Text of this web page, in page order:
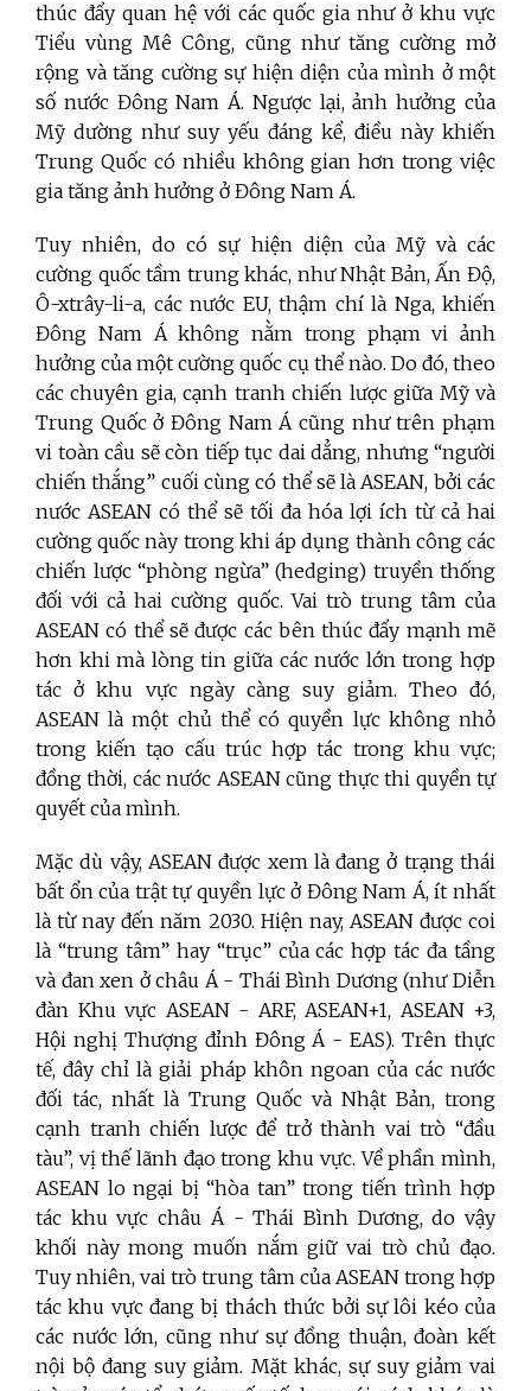
thúc đẩy quan hệ với các quốc gia như ở khu vực
Tiểu vùng Mê Công, cũng như tăng cường mở
rộng và tăng cường sự hiện diện của mình ở một
số nước Đông Nam Á. Ngược lại, ảnh hưởng của
Mỹ dường như suy yếu đáng kể, điều này khiến
Trung Quốc có nhiều không gian hơn trong việc
gia tăng ảnh hưởng ở Đông Nam Á.
Tuy nhiên, do có sự hiện diện của Mỹ và các
cường quốc tầm trung khác, như Nhật Bản, Ấn Độ,
Ô-xtrây-li-a, các nước EU, thậm chí là Nga, khiến
Đông Nam Á không nằm trong phạm vi ảnh
hưởng của một cường quốc cụ thể nào. Do đó, theo
các chuyên gia, cạnh tranh chiến lược giữa Mỹ và
Trung Quốc ở Đông Nam Á cũng như trên phạm
vi toàn cầu sẽ còn tiếp tục dai dẳng, nhưng “người
chiến thắng” cuối cùng có thể sẽ là ASEAN, bởi các
nước ASEAN có thể sẽ tối đa hóa lợi ích từ cả hai
cường quốc này trong khi áp dụng thành công các
chiến lược “phòng ngừa” (hedging) truyền thống
đối với cả hai cường quốc. Vai trò trung tâm của
ASEAN có thể sẽ được các bên thúc đẩy mạnh mẽ
hơn khi mà lòng tin giữa các nước lớn trong hợp
tác ở khu vực ngày càng suy giảm. Theo đó,
ASEAN là một chủ thể có quyền lực không nhỏ
trong kiến tạo cấu trúc hợp tác trong khu vực;
đồng thời, các nước ASEAN cũng thực thi quyền tự
quyết của mình.
Mặc dù vậy, ASEAN được xem là đang ở trạng thái
bất ổn của trật tự quyền lực ở Đông Nam Á, ít nhất
là từ nay đến năm 2030. Hiện nay, ASEAN được coi
là “trung tâm” hay “trục” của các hợp tác đa tầng
và đan xen ở châu Á - Thái Bình Dương (như Diễn
đàn Khu vực ASEAN - ARF, ASEAN+1, ASEAN +3,
Hội nghị Thượng đỉnh Đông Á - EAS). Trên thực
tế, đây chỉ là giải pháp khôn ngoan của các nước
đối tác, nhất là Trung Quốc và Nhật Bản, trong
cạnh tranh chiến lược để trở thành vai trò “đầu
tàu”, vị thế lãnh đạo trong khu vực. Về phần mình,
ASEAN lo ngại bị “hòa tan” trong tiến trình hợp
tác khu vực châu Á - Thái Bình Dương, do vậy
khối này mong muốn nắm giữ vai trò chủ đạo.
Tuy nhiên, vai trò trung tâm của ASEAN trong hợp
tác khu vực đang bị thách thức bởi sự lôi kéo của
các nước lớn, cũng như sự đồng thuận, đoàn kết
nội bộ đang suy giảm. Mặt khác, sự suy giảm vai